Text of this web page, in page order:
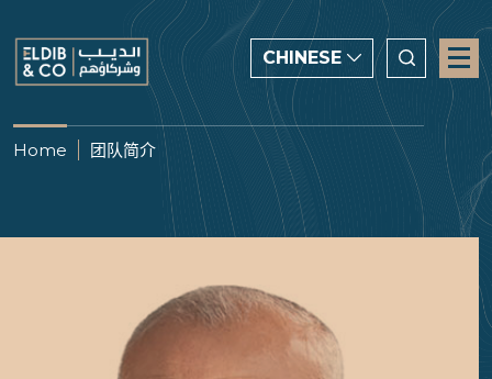
CHINESE
CHINESE
العربية
Home 团队简介